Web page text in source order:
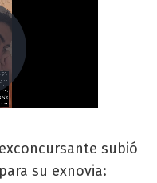
subió
su exnovia: